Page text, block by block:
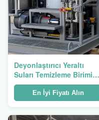
Deyonlaştırıcı Yeraltı
Suları Temizleme Birimi
Ters Osmoz
En İyi Fiyatı Alın